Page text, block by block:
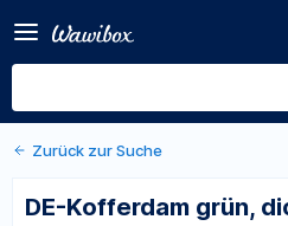
15x15cm, 36St
Von DE Healthcare
Zurück zur Suche
DE-Kofferdam grün,